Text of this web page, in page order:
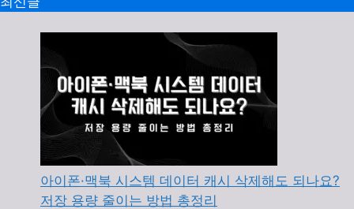
아이폰·맥북 시스템 데이터 캐시 삭제해도 되나요?
저장 용량 줄이는 방법 총정리